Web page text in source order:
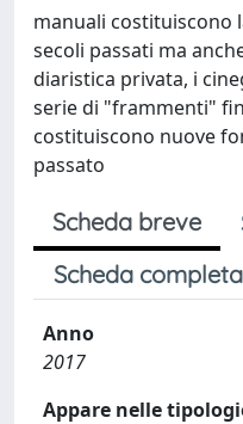
manuali costituiscono
secoli passati ma
diaristica privata, i
serie di "frammenti"
costituiscono nuove
passato
Scheda breve
Scheda
Anno
2017
Appare nelle